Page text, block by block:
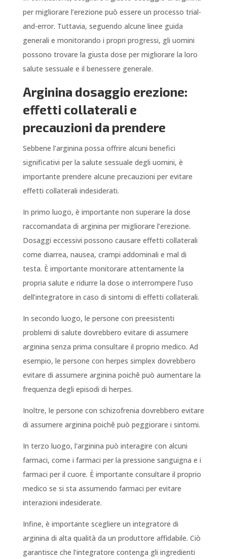
per migliorare l’erezione può essere un processo trial-
and-error. Tuttavia, seguendo alcune linee guida
generali e monitorando i propri progressi, gli uomini
possono trovare la giusta dose per migliorare la loro
salute sessuale e il benessere generale.
Arginina dosaggio erezione:
effetti collaterali e
precauzioni da prendere
Sebbene l’arginina possa offrire alcuni benefici
significativi per la salute sessuale degli uomini, è
importante prendere alcune precauzioni per evitare
effetti collaterali indesiderati.
In primo luogo, è importante non superare la dose
raccomandata di arginina per migliorare l’erezione.
Dosaggi eccessivi possono causare effetti collaterali
come diarrea, nausea, crampi addominali e mal di
testa. È importante monitorare attentamente la
propria salute e ridurre la dose o interrompere l’uso
dell’integratore in caso di sintomi di effetti collaterali.
In secondo luogo, le persone con preesistenti
problemi di salute dovrebbero evitare di assumere
arginina senza prima consultare il proprio medico. Ad
esempio, le persone con herpes simplex dovrebbero
evitare di assumere arginina poichê può aumentare la
frequenza degli episodi di herpes.
Inoltre, le persone con schizofrenia dovrebbero evitare
di assumere arginina poichê può peggiorare i sintomi.
In terzo luogo, l’arginina può interagire con alcuni
farmaci, come i farmaci per la pressione sanguigna e i
farmaci per il cuore. È importante consultare il proprio
medico se si sta assumendo farmaci per evitare
interazioni indesiderate.
Infine, è importante scegliere un integratore di
arginina di alta qualità da un produttore affidabile. Ciò
garantisce che l’integratore contenga gli ingredienti